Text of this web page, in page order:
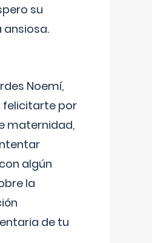
su
ansiosa.
Noemí,
por
maternidad,
algún
la
de tu